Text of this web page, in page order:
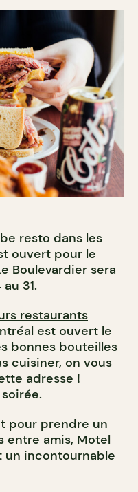
resto dans les
ouvert pour le
Boulevardier sera
31.
restaurants
est ouvert le
bonnes bouteilles
cuisiner, on vous
adresse !
pour prendre un
entre amis, Motel
incontournable